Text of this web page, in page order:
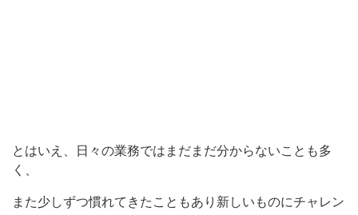
とはいえ、日々の業務ではまだまだ分からないことも多
く、
また少しずつ慣れてきたこともあり新しいものにチャレン